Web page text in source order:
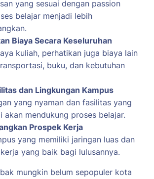
yang sesuai dengan passion
belajar menjadi lebih
Biaya Secara Keseluruhan
kuliah, perhatikan juga biaya lain
buku, dan kebutuhan
dan Lingkungan Kampus
yang nyaman dan fasilitas yang
akan mendukung proses belajar.
Prospek Kerja
yang memiliki jaringan luas dan
yang baik bagi lulusannya.
mungkin belum sepopuler kota